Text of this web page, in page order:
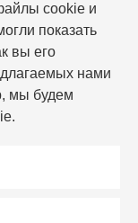
cookie и
показать
вы его
нами
мы будем
– 19:00